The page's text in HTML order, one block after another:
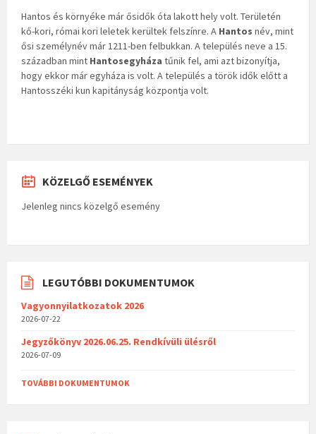
Hantos és környéke már ősidők óta lakott hely volt. Területén
kő-kori, római kori leletek kerültek felszínre. A Hantos név, mint
ősi személynév már 1211-ben felbukkan. A település neve a 15.
században mint Hantosegyháza tűnik fel, ami azt bizonyítja,
hogy ekkor már egyháza is volt. A település a török idők előtt a
Hantosszéki kun kapitányság központja volt.
KÖZELGŐ ESEMÉNYEK
Jelenleg nincs közelgő esemény
LEGUTÓBBI DOKUMENTUMOK
Vagyonnyilatkozatok 2026
2026-07-22
Jegyzőkönyv 2026.06.25. Rendkívüli ülésről
2026-07-09
TOVÁBBI DOKUMENTUMOK